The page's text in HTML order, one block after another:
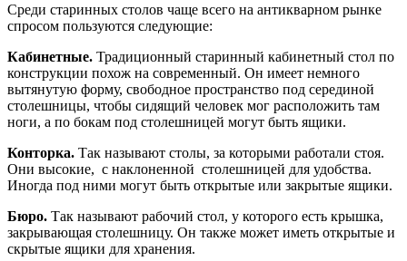
Среди старинных столов чаще всего на антикварном рынке
спросом пользуются следующие:
Кабинетные. Традиционный старинный кабинетный стол по
конструкции похож на современный. Он имеет немного
вытянутую форму, свободное пространство под серединой
столешницы, чтобы сидящий человек мог расположить там
ноги, а по бокам под столешницей могут быть ящики.
Конторка. Так называют столы, за которыми работали стоя.
Они высокие, с наклоненной столешницей для удобства.
Иногда под ними могут быть открытые или закрытые ящики.
Бюро. Так называют рабочий стол, у которого есть крышка,
закрывающая столешницу. Он также может иметь открытые и
скрытые ящики для хранения.